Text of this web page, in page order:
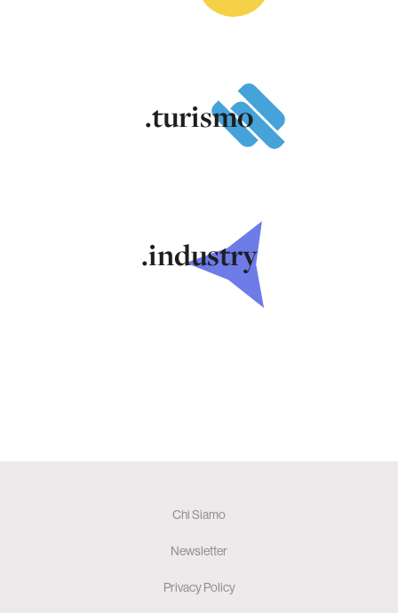
.turismo
.industry
Chi Siamo
Newsletter
Privacy Policy